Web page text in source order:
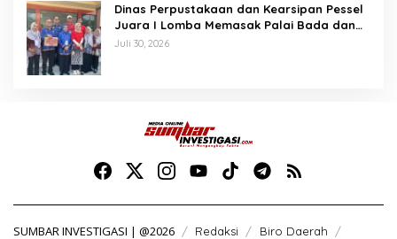
Dinas Perpustakaan dan Kearsipan Pessel
Juara I Lomba Memasak Palai Bada dan
Lamang Golek
Juli 30, 2026
SUMBAR INVESTIGASI | @2026 Redaksi Biro Daerah